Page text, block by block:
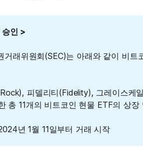
인 >
거래위원회(SEC)는 아래와 같이 비트
피델리티(Fidelity), 그레이스케
총 11개의 비트코인 현물 ETF의 상장
년 1월 11일부터 거래 시작